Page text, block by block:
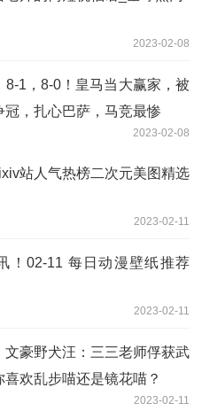
2023-02-08
8-1，8-0！皇马当大赢家，被
冠，扎心巴萨，马竞最惨
2023-02-08
站人气热榜二次元美图精选
2023-02-11
！02-11 每日动漫壁纸推荐
2023-02-11
文豪野犬汪：三三老师俘获武
喜欢乱步喵还是镜花喵？
2023-02-11